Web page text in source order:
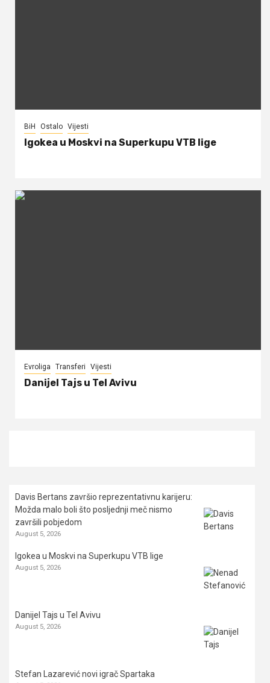
BiH Ostalo Vijesti
Igokea u Moskvi na Superkupu VTB lige
Evroliga Transferi Vijesti
Danijel Tajs u Tel Avivu
Davis Bertans završio reprezentativnu karijeru:
Možda malo boli što posljednji meč nismo
završili pobjedom
August 5, 2026
Igokea u Moskvi na Superkupu VTB lige
August 5, 2026
Danijel Tajs u Tel Avivu
August 5, 2026
Stefan Lazarević novi igrač Spartaka